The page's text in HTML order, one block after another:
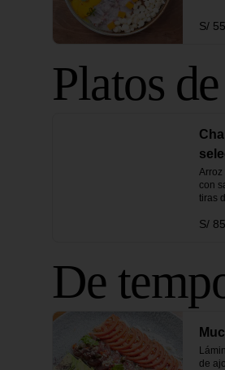
S/
Platos
Arroz
con
tiras
S/
De
de